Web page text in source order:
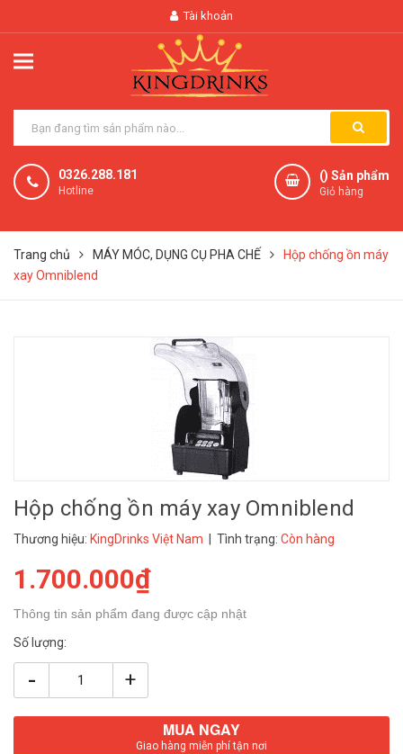
Tài khoản
0326.288.181
Hotline
() Sản phẩm
Giỏ hàng
Trang chủ MÁY MÓC, DỤNG CỤ PHA CHẾ
Hộp chống ồn máy
xay Omniblend
Hộp chống ồn máy xay Omniblend
Thương hiệu: KingDrinks Việt Nam | Tình trạng: Còn hàng
1.700.000₫
Thông tin sản phẩm đang được cập nhật
Số lượng:
- +
MUA NGAY
Giao hàng miễn phí tận nơi